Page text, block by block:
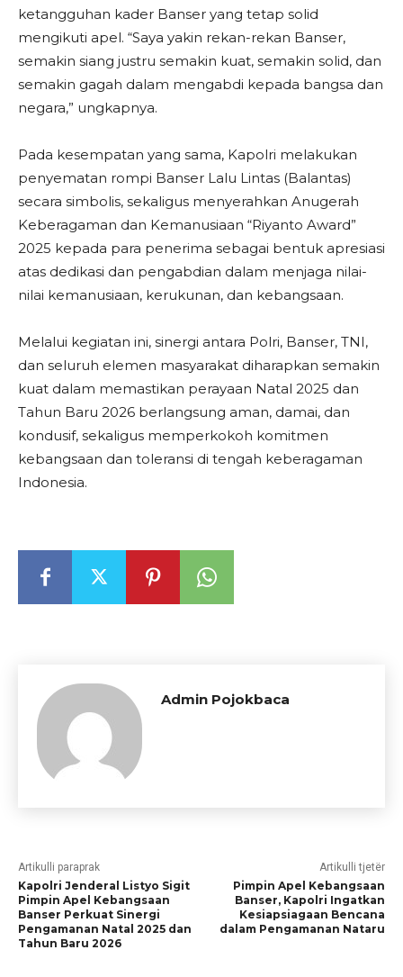
ketangguhan kader Banser yang tetap solid
mengikuti apel. “Saya yakin rekan-rekan Banser,
semakin siang justru semakin kuat, semakin solid, dan
semakin gagah dalam mengabdi kepada bangsa dan
negara,” ungkapnya.
Pada kesempatan yang sama, Kapolri melakukan
penyematan rompi Banser Lalu Lintas (Balantas)
secara simbolis, sekaligus menyerahkan Anugerah
Keberagaman dan Kemanusiaan “Riyanto Award”
2025 kepada para penerima sebagai bentuk apresiasi
atas dedikasi dan pengabdian dalam menjaga nilai-
nilai kemanusiaan, kerukunan, dan kebangsaan.
Melalui kegiatan ini, sinergi antara Polri, Banser, TNI,
dan seluruh elemen masyarakat diharapkan semakin
kuat dalam memastikan perayaan Natal 2025 dan
Tahun Baru 2026 berlangsung aman, damai, dan
kondusif, sekaligus memperkokoh komitmen
kebangsaan dan toleransi di tengah keberagaman
Indonesia.
Admin Pojokbaca
Artikulli paraprak
Kapolri Jenderal Listyo Sigit
Pimpin Apel Kebangsaan
Banser Perkuat Sinergi
Pengamanan Natal 2025 dan
Tahun Baru 2026
Artikulli tjetër
Pimpin Apel Kebangsaan
Banser, Kapolri Ingatkan
Kesiapsiagaan Bencana
dalam Pengamanan Nataru